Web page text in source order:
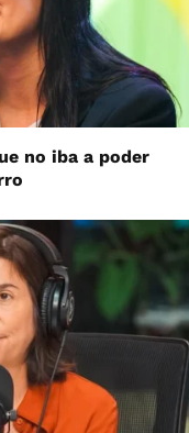
no iba a poder